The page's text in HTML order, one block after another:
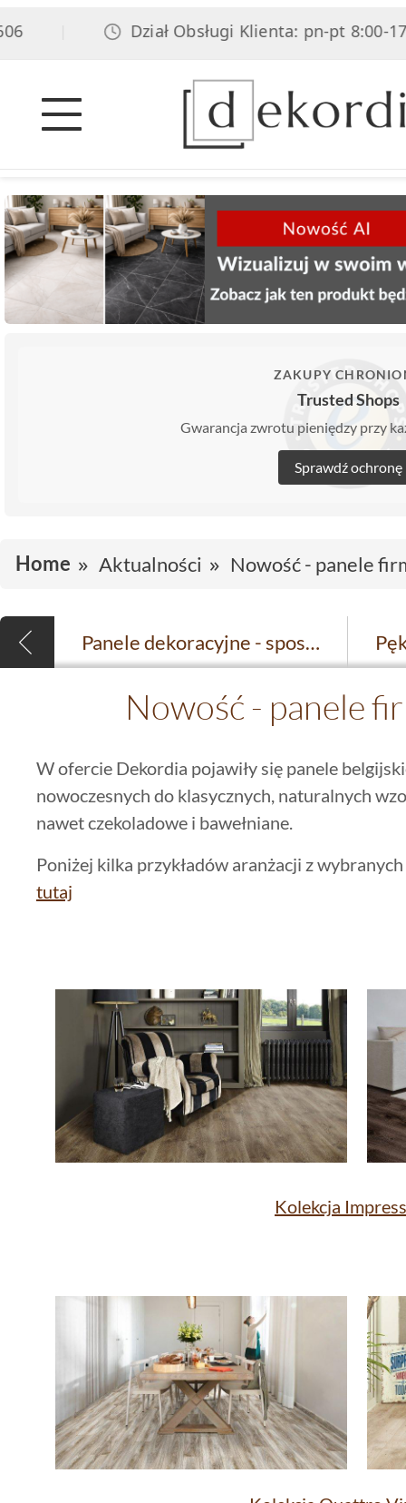
Dział Obsługi Klienta: pn-pt 8:00-
ZAKUPY
Trusted Shops
Gwarancja zwrotu pieniędzy przy
Sprawdź ochronę
Home Aktualności Nowość - panele
Panele dekoracyjne - sposób na efektowne wnętrze
Nowość - panele
W ofercie Dekordia pojawiły się panele
nowoczesnych do klasycznych, naturalnych
nawet czekoladowe i bawełniane.
Poniżej kilka przykładów aranżacji z
tutaj
Kolekcja